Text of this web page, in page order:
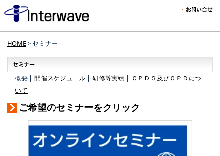
HOME> セミナー
概要 │ 開催スケジュール 研修等実績
ＣＰＤＳ及びＣＰＤにつ
いて
ご希望のセミナーをクリック